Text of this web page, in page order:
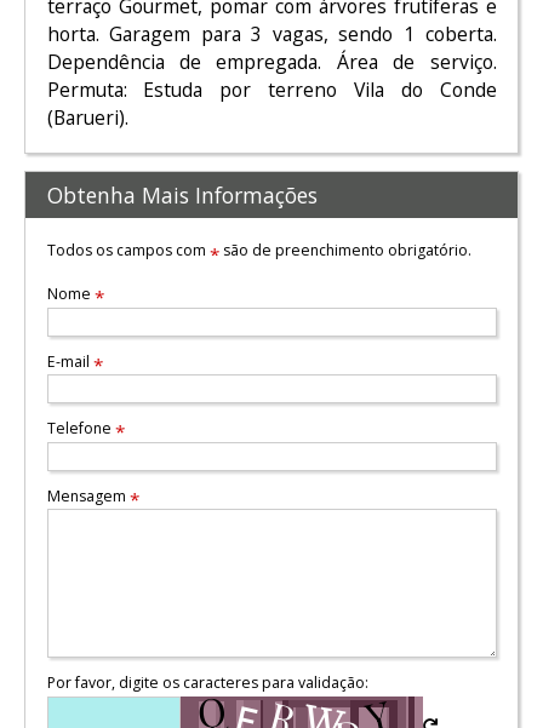
terraço Gourmet, pomar com árvores frutíferas e
horta. Garagem para 3 vagas, sendo 1 coberta.
Dependência de empregada. Área de serviço.
Permuta: Estuda por terreno Vila do Conde
(Barueri).
Obtenha Mais Informações
Todos os campos com *são de preenchimento obrigatório.
Nome *
E-mail *
Telefone *
Mensagem *
Por favor, digite os caracteres para validação: